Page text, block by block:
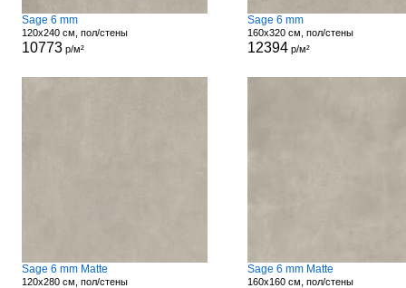
Sage 6 mm
120x240 см, пол/стены
10773р/м²
Sage 6 mm
160x320 см, пол/стены
12394р/м²
Sage 6 mm Matte
120x280 см, пол/стены
Sage 6 mm Matte
160x160 см, пол/стены